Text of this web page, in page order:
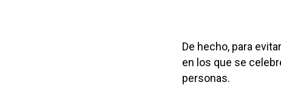
De hecho, para
en los que se
personas.